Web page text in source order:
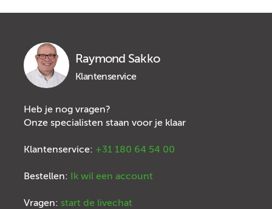
Raymond Sakko
Klantenservice
Heb je nog vragen?
Onze specialisten staan voor je klaar
Klantenservice: +31 180 64 54 00
Bestellen: Ik wil een account
Vragen: start de livechat